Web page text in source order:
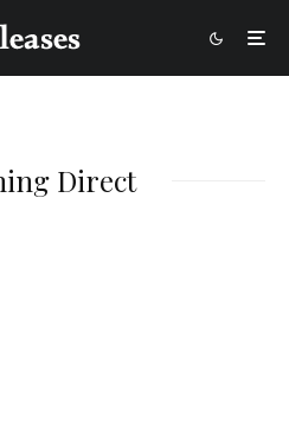
Direct